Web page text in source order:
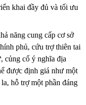
khai đầy đủ và tối ưu
năng cung cấp cơ sở
phủ, cứu trợ thiên tai
củng cố ý nghĩa địa
được định giá như một
hỗ trợ một phần đáng